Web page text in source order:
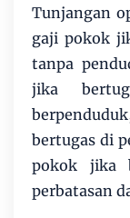
Tunjangan
gaji pokok
tanpa
jika
bertugas di
pokok jika
perbatasan